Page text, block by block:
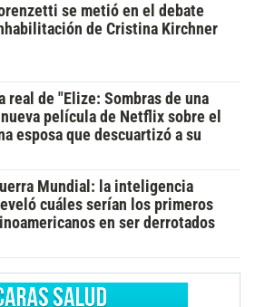
se metió en el debate
de Cristina Kirchner
real de "Elize: Sombras de una
película de Netflix sobre el
esposa que descuartizó a su
Mundial: la inteligencia
cuáles serían los primeros
en ser derrotados